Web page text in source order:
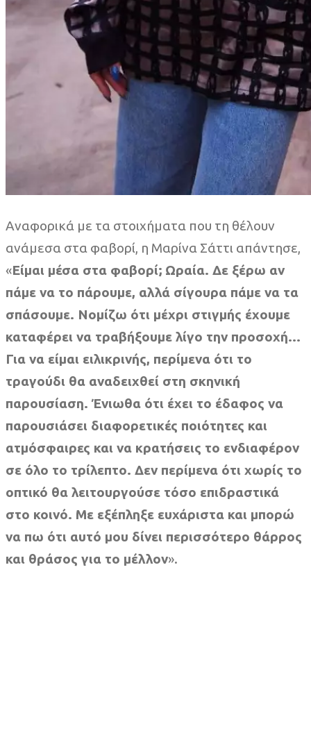
Αναφορικά με τα στοιχήματα που τη θέλουν
ανάμεσα στα φαβορί, η Μαρίνα Σάττι απάντησε,
«Είμαι μέσα στα φαβορί; Ωραία. Δε ξέρω αν
πάμε να το πάρουμε, αλλά σίγουρα πάμε να τα
σπάσουμε. Νομίζω ότι μέχρι στιγμής έχουμε
καταφέρει να τραβήξουμε λίγο την προσοχή…
Για να είμαι ειλικρινής, περίμενα ότι το
τραγούδι θα αναδειχθεί στη σκηνική
παρουσίαση. Ένιωθα ότι έχει το έδαφος να
παρουσιάσει διαφορετικές ποιότητες και
ατμόσφαιρες και να κρατήσεις το ενδιαφέρον
σε όλο το τρίλεπτο. Δεν περίμενα ότι χωρίς το
οπτικό θα λειτουργούσε τόσο επιδραστικά
στο κοινό. Με εξέπληξε ευχάριστα και μπορώ
να πω ότι αυτό μου δίνει περισσότερο θάρρος
και θράσος για το μέλλον».